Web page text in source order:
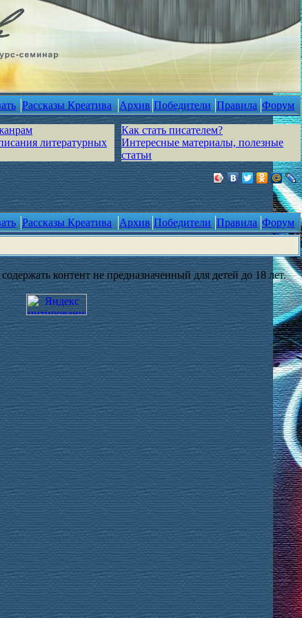
Рассказы Креатива Архив Победители Правила Форум
литературных
Как стать писателем?
Интересные материалы, полезные
статьи
Рассказы Креатива Архив Победители Правила Форум
контент не предназначенный для детей до 18 лет.